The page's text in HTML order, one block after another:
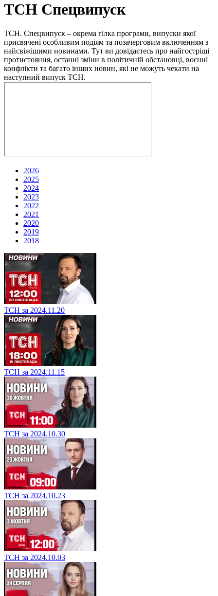
ТСН Спецвипуск
ТСН. Спецвипуск – окрема гілка програми, випуски якої
присвячені особливим подіям та позачерговим включенням з
найсвіжішими новинами. Тут ви довідаєтесь про найгостріші
протистояння, останні зміни в політичній обстановці, воєнні
конфлікти та багато інших новин, які не можуть чекати на
наступний випуск ТСН.
2026
2025
2024
2023
2022
2021
2020
2019
2018
ТСН за 2024.11.20
ТСН за 2024.11.15
ТСН за 2024.10.30
ТСН за 2024.10.23
ТСН за 2024.10.03